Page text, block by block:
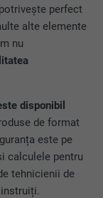
perfect
alte elemente
nu
disponibil
de format
este pe
calculele pentru
tehnicienii de
instruiți.